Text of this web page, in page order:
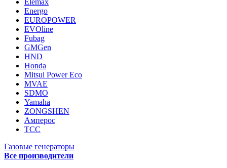
Elemax
Energo
EUROPOWER
EVOline
Fubag
GMGen
HND
Honda
Mitsui Power Eco
MVAE
SDMO
Yamaha
ZONGSHEN
Амперос
ТСС
Газовые генераторы
Все производители